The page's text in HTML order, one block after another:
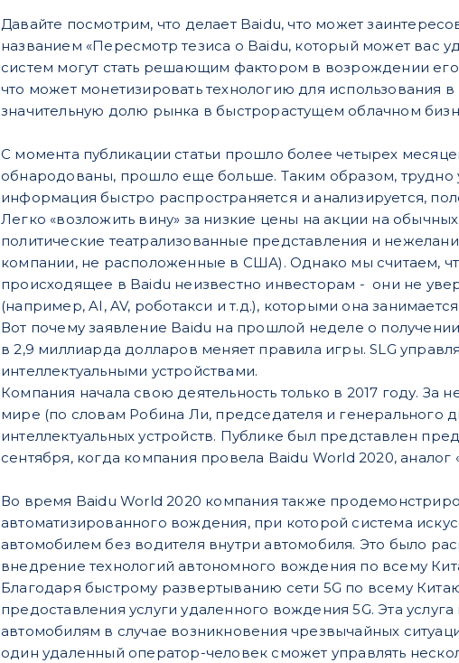
Давайте посмотрим, что делает Baidu, что может
названием «Пересмотр тезиса о Baidu, который может вас
систем могут стать решающим фактором в возрождении
что может монетизировать технологию для использования
значительную долю рынка в быстрорастущем облачном
С момента публикации статьи прошло более четырех
обнародованы, прошло еще больше. Таким образом, трудно
информация быстро распространяется и анализируется,
Легко «возложить вину» за низкие цены на акции на
политические театрализованные представления и
компании, не расположенные в США). Однако мы считаем,
происходящее в Baidu неизвестно инвесторам - они не
(например, AI, AV, роботакси и т.д.), которыми она занимается.
Вот почему заявление Baidu на прошлой неделе о
в 2,9 миллиарда долларов меняет правила игры. SLG
интеллектуальными устройствами.
Компания начала свою деятельность только в 2017 году.
мире (по словам Робина Ли, председателя и генерального
интеллектуальных устройств. Публике был представлен
сентября, когда компания провела Baidu World 2020, аналог
Во время Baidu World 2020 компания также
автоматизированного вождения, при которой система
автомобилем без водителя внутри автомобиля. Это было
внедрение технологий автономного вождения по всему
Благодаря быстрому развертыванию сети 5G по всему
предоставления услуги удаленного вождения 5G. Эта
автомобилям в случае возникновения чрезвычайных
один удаленный оператор-человек сможет управлять